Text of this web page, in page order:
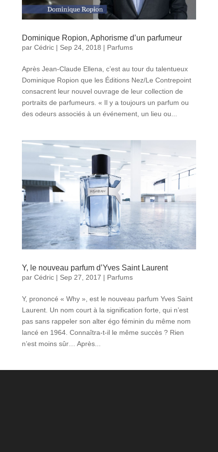
Dominique Ropion, Aphorisme d’un parfumeur
par Cédric| Sep 24, 2018 | Parfums
Après Jean-Claude Ellena, c’est au tour du talentueux
Dominique Ropion que les Éditions Nez/Le Contrepoint
consacrent leur nouvel ouvrage de leur collection de
portraits de parfumeurs. « Il y a toujours un parfum ou
des odeurs associés à un événement, un lieu ou...
Y, le nouveau parfum d’Yves Saint Laurent
par Cédric| Sep 27, 2017 | Parfums
Y, prononcé « Why », est le nouveau parfum Yves Saint
Laurent. Un nom court à la signification forte, qui n’est
pas sans rappeler son alter égo féminin du même nom
lancé en 1964. Connaîtra-t-il le même succès ? Rien
n’est moins sûr… Après...